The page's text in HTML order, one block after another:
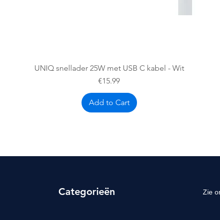
Quick View
UNIQ snellader 25W met USB C kabel - Wit
Price
€15.99
Add to Cart
Categorieën Zie